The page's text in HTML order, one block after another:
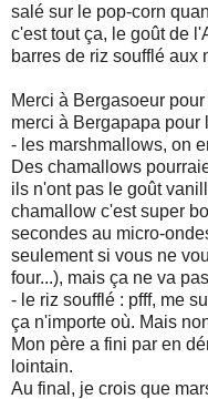
salé sur le pop-corn
c'est tout ça, le goût de
barres de riz soufflé aux
Merci à Bergasoeur
merci à Bergapapa pour
- les marshmallows, on
Des chamallows
ils n'ont pas le goût
chamallow c'est super
secondes au micro-
seulement si vous ne
four...), mais ça ne va
- le riz soufflé : pfff, me
ça n'importe où. Mais
Mon père a fini par en
lointain.
Au final, je crois que